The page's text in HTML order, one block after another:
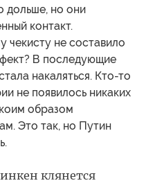
дольше, но они
контакт.
чекисту не составило
В последующие
накаляться. Кто-то
не появилось никаких
образом
Это так, но Путин
клянется